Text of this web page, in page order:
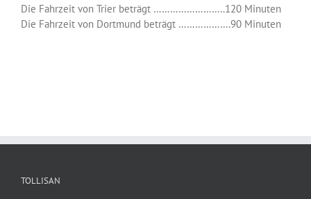
Die Fahrzeit von Trier beträgt ……………………..120 Minuten
Die Fahrzeit von Dortmund beträgt ……………….90 Minuten
TOLLISAN